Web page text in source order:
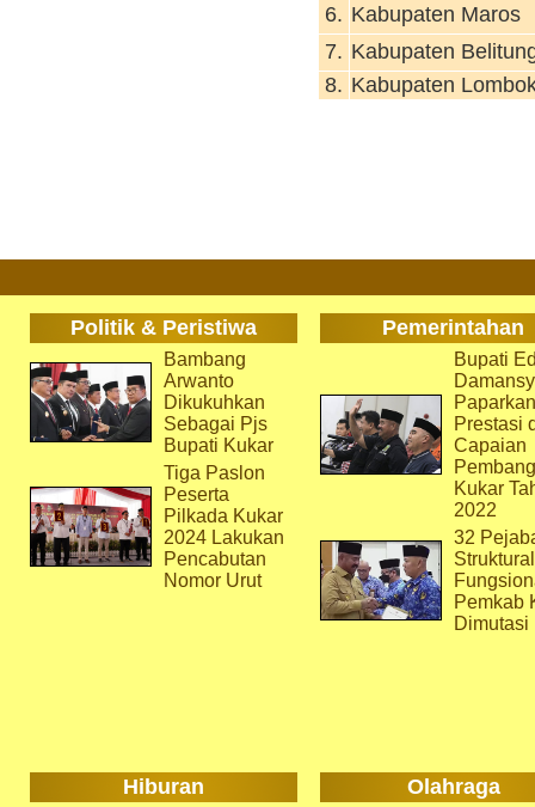
6. Kabupaten Maros
7. Kabupaten
8. Kabupaten
Politik & Peristiwa Pemerintahan
Bambang
Arwanto
Dikukuhkan
Sebagai Pjs
Bupati Kukar
Tiga Paslon
Peserta
Pilkada Kukar
2024 Lakukan
Pencabutan
Nomor Urut
Bupati
Paparkan
Prestasi
Capaian
Kukar
2022
32
Pemkab
Dimutasi
Hiburan Olahraga